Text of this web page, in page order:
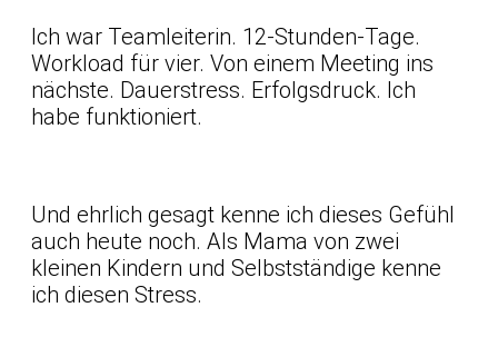
Ich war Teamleiterin. 12-Stunden-Tage.
Workload für vier. Von einem Meeting ins
nächste. Dauerstress. Erfolgsdruck. Ich
habe funktioniert.
Und ehrlich gesagt kenne ich dieses Gefühl
auch heute noch. Als Mama von zwei
kleinen Kindern und Selbstständige kenne
ich diesen Stress.